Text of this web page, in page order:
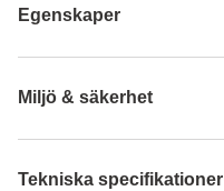
Egenskaper
Miljö & säkerhet
Tekniska specifikationer